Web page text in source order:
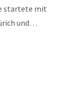
startete mit
und…